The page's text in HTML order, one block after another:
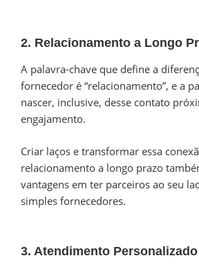
2. Relacionamento a Longo
A palavra-chave que define a
fornecedor é “relacionamento”, e a
nascer, inclusive, desse contato
engajamento.
Criar laços e transformar essa
relacionamento a longo prazo
vantagens em ter parceiros ao seu
simples fornecedores.
3. Atendimento Personalizado